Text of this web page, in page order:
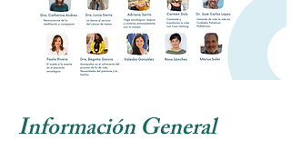
Información General